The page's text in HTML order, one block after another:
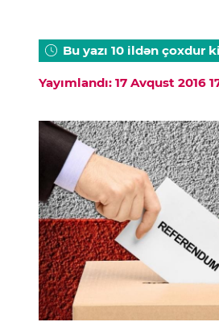
Bu yazı 10 ildən çoxdur
Yayımlandı: 17 Avqust 2016